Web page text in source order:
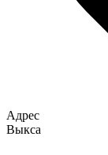
Адрес
Выкса